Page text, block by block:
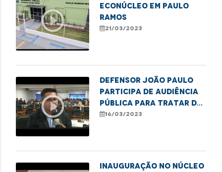
play_circle_outline
ECONÚCLEO EM PAULO
RAMOS
21/03/2023
play_circle_outline
Defensor João Paulo
participa de audiência
pública para tratar do
saneamento básico em
16/03/2023
INAUGURAÇÃO NO NÚCLEO